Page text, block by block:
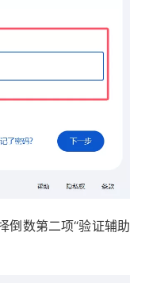
倒数第二项“验证辅助